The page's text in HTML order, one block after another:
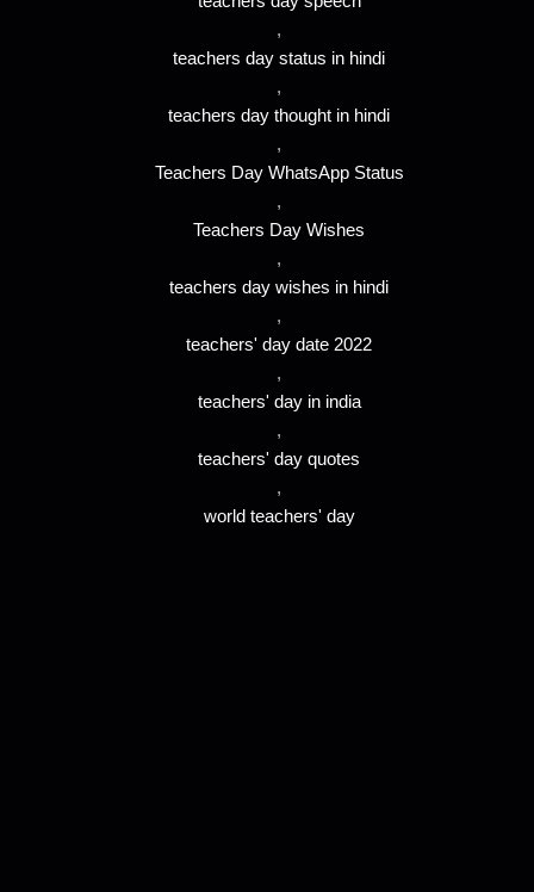
,
teachers day status in hindi
,
teachers day thought in hindi
,
Teachers Day WhatsApp Status
,
Teachers Day Wishes
,
teachers day wishes in hindi
,
teachers' day date 2022
,
teachers' day in india
,
teachers' day quotes
,
world teachers' day